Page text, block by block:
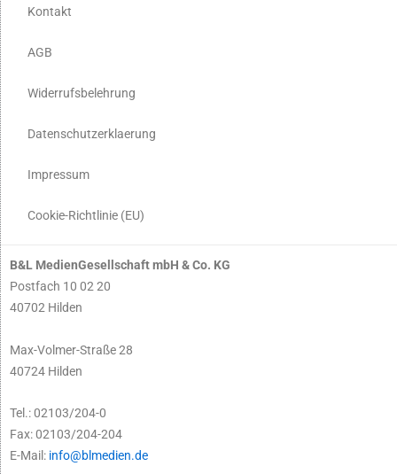
Kontakt
AGB
Widerrufsbelehrung
Datenschutzerklaerung
Impressum
Cookie-Richtlinie (EU)
B&L MedienGesellschaft mbH & Co. KG
Postfach 10 02 20
40702 Hilden
Max-Volmer-Straße 28
40724 Hilden
Tel.: 02103/204-0
Fax: 02103/204-204
E-Mail: info@blmedien.de